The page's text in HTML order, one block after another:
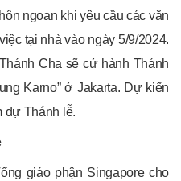
ngoan khi yêu cầu các văn
tại nhà vào ngày 5/9/2024.
Cha sẽ cử hành Thánh
Karno” ở Jakarta. Dự kiến
dự Thánh lễ.
giáo phận Singapore cho